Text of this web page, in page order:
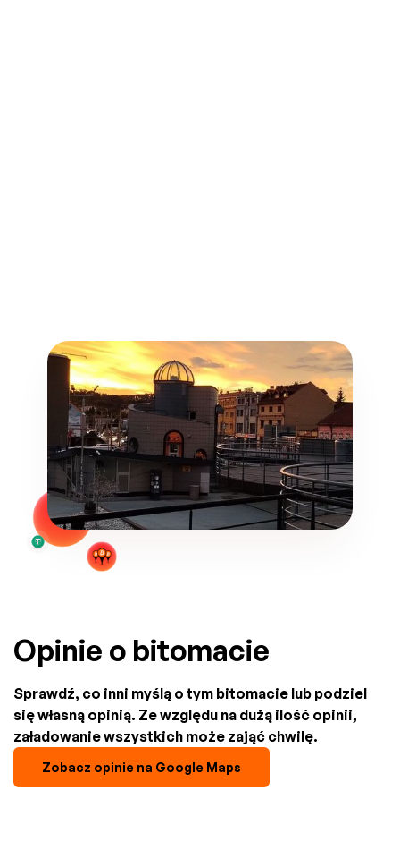
Opinie o bitomacie
Sprawdź, co inni myślą o tym bitomacie lub podziel
się własną opinią. Ze względu na dużą ilość opinii,
załadowanie wszystkich może zająć chwilę.
Zobacz opinie na Google Maps